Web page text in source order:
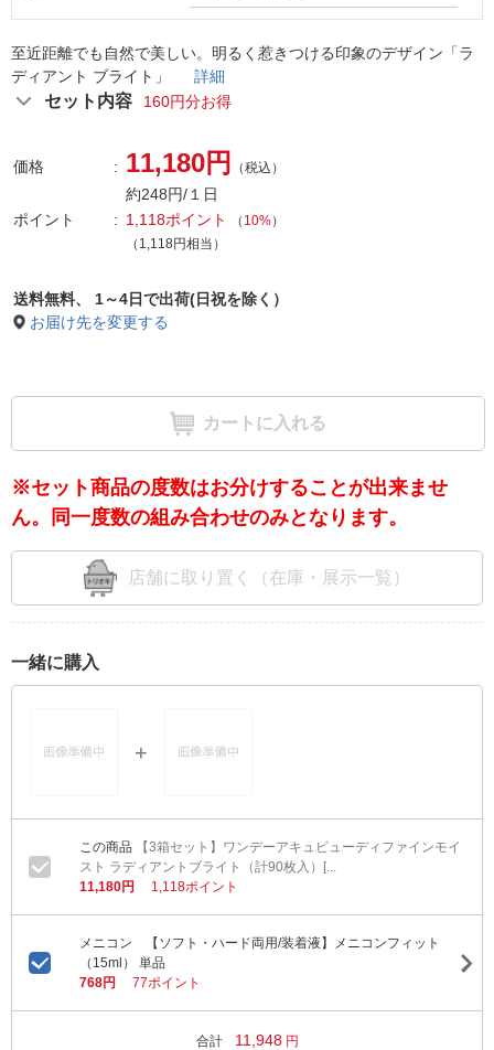
至近距離でも自然で美しい。明るく惹きつける印象のデザイン「ラ
ディアント ブライト」 詳細
セット内容 160円分お得
価格 11,180円 （税込）
約248円/１日
ポイント
1,118ポイント （ 10%）
（1,118円相当）
送料無料、
1～4日で出荷(日祝を除く）
お届け先を変更する
カートに入れる
※セット商品の度数はお分けすることが出来ませ
ん。同一度数の組み合わせのみとなります。
店舗に取り置く（在庫・展示一覧）
一緒に購入
【3箱セット】ワンデーアキュビューディファインモイ
スト ラディアントブライト（計90枚入）[...
11,180円
1,118ポイント
メニコン 【ソフト・ハード両用/装着液】メニコンフィット
（15ml） 単品
768円
77ポイント
合計 11,948 円